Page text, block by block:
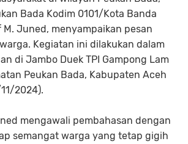
Bada Kodim 0101/Kota Banda
Juned, menyampaikan pesan
Kegiatan ini dilakukan dalam
di Jambo Duek TPI Gampong Lam
Peukan Bada, Kabupaten Aceh
2024).
mengawali pembahasan dengan
semangat warga yang tetap gigih